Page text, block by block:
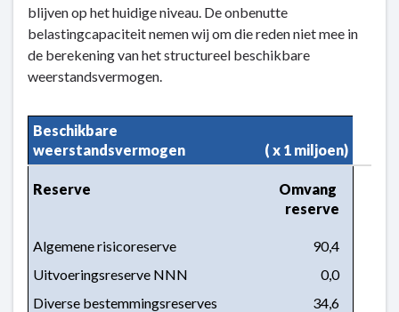
blijven op het huidige niveau. De onbenutte
belastingcapaciteit nemen wij om die reden niet mee in
de berekening van het structureel beschikbare
weerstandsvermogen.
Beschikbare
weerstandsvermogen
( x 1 miljoen)
Reserve
Omvang
reserve
Algemene risicoreserve
90,4
Uitvoeringsreserve NNN
0,0
Diverse bestemmingsreserves
34,6